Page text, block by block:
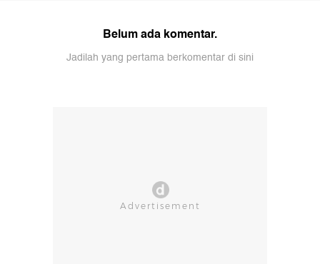
Belum ada komentar.
Jadilah yang pertama berkomentar di sini